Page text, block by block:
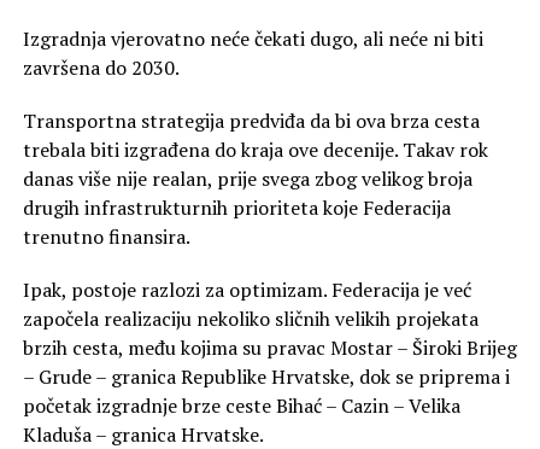
Izgradnja vjerovatno neće čekati dugo, ali neće ni biti
završena do 2030.
Transportna strategija predviđa da bi ova brza cesta
trebala biti izgrađena do kraja ove decenije. Takav rok
danas više nije realan, prije svega zbog velikog broja
drugih infrastrukturnih prioriteta koje Federacija
trenutno finansira.
Ipak, postoje razlozi za optimizam. Federacija je već
započela realizaciju nekoliko sličnih velikih projekata
brzih cesta, među kojima su pravac Mostar – Široki Brijeg
– Grude – granica Republike Hrvatske, dok se priprema i
početak izgradnje brze ceste Bihać – Cazin – Velika
Kladuša – granica Hrvatske.